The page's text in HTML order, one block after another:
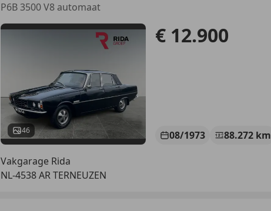
P6B 3500 V8 automaat
46
€ 12.900
08/1973 88.272 km
Vakgarage Rida
NL-4538 AR TERNEUZEN